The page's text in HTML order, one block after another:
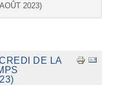
2023)
DE LA